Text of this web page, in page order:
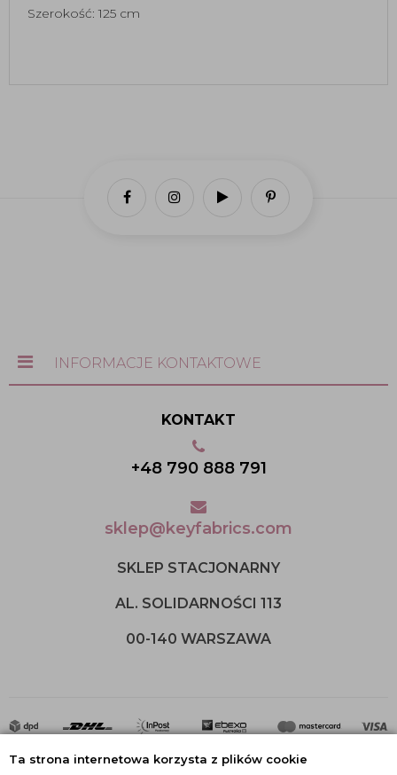
Ta strona internetowa korzysta z plików cookie
Szerokość: 125 cm
INFORMACJE KONTAKTOWE
KONTAKT
+48 790 888 791
sklep@keyfabrics.com
SKLEP STACJONARNY
AL. SOLIDARNOŚCI 113
00-140 WARSZAWA